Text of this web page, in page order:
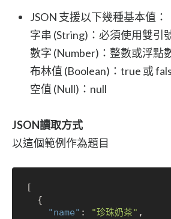
JSON 支援以下幾種基本值：
字串 (String)：必須使用雙引
數字 (Number)：整數或浮點
布林值 (Boolean)：true 或
空值 (Null)：null
JSON讀取方式
以這個範例作為題目
[
{
"name" : "珍珠奶茶" ,